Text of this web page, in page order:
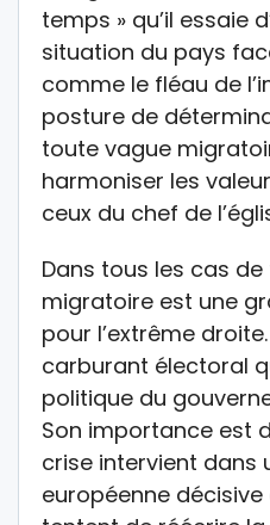
temps » qu’il essaie
situation du pays
comme le fléau de
posture de
toute vague
harmoniser les
ceux du chef de
Dans tous les cas
migratoire est une
pour l’extrême
carburant électoral
politique du
Son importance est
crise intervient dans
européenne